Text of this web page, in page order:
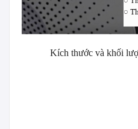
Kích thước và khối